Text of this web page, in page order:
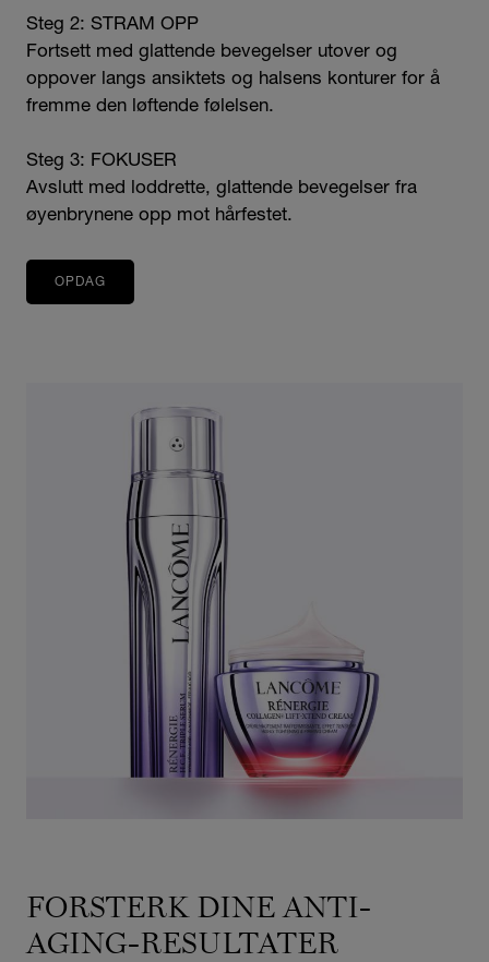
Steg 2: STRAM OPP
Fortsett med glattende bevegelser utover og
oppover langs ansiktets og halsens konturer for å
fremme den løftende følelsen.
Steg 3: FOKUSER
Avslutt med loddrette, glattende bevegelser fra
øyenbrynene opp mot hårfestet.
OPDAG
FORSTERK DINE ANTI-
AGING-RESULTATER